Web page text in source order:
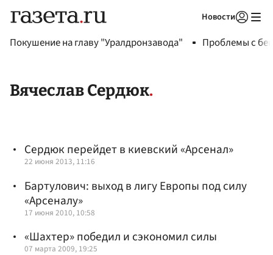
Новости
Покушение на главу "Уралдронзавода" Проблемы с
Вячеслав Сердюк
Сердюк перейдет в киевский «Арсенал»
22 июня 2013, 11:16
Бартулович: выход в лигу Европы под силу
«Арсеналу»
17 июня 2010, 10:58
«Шахтер» победил и сэкономил силы
07 марта 2009, 19:25